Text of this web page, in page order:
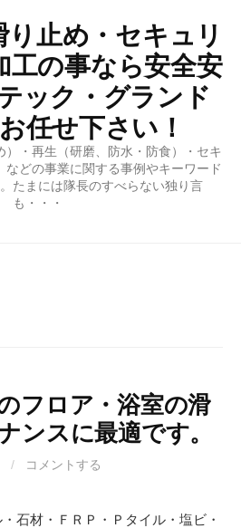
り止め・セキュリ
工の事なら安全安
ック・グランド
任せ下さい！
・再生（研磨、防水・防食）・セキ
などの事業に関する事例やキーワード
たまには隊長のすべらない独り言
も・・・
フロア・浴室の滑
ンスに最適です。
/ コメントする
石材・ＦＲＰ・Ｐタイル・塩ビ・